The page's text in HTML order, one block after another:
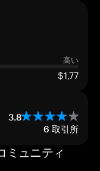
高い
$1,77
3.8
6 取引所
ミュニティ